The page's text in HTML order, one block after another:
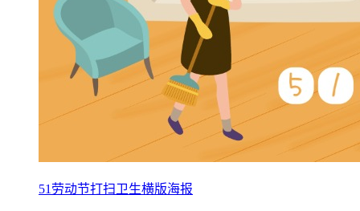
51劳动节打扫卫生横版海报